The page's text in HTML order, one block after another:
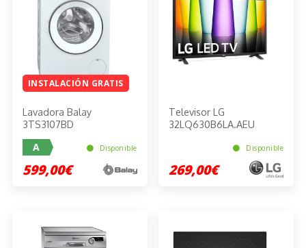
INSTALACIÓN GRATIS
Lavadora Balay
3TS3107BD
A Disponible
599,00€
Televisor LG
32LQ630B6LA.AEU
Disponible
269,00€